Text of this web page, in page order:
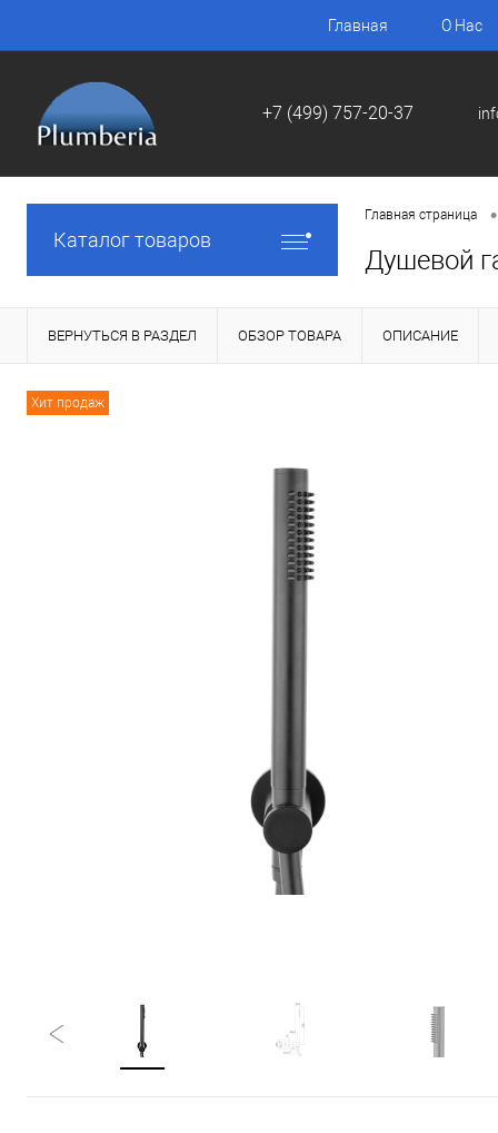
Главная О Нас
+7 (499) 757-20-37
Каталог товаров
Главная страница •
Душевой
ВЕРНУТЬСЯ В РАЗДЕЛ ОБЗОР ТОВАРА ОПИСАНИЕ
Хит продаж